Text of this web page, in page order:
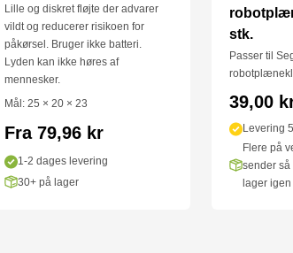
Lille og diskret fløjte der advarer
vildt og reducerer risikoen for
påkørsel. Bruger ikke batteri.
Lyden kan ikke høres af
mennesker.
Mål: 25 × 20 × 23
Fra 79,96 kr
1-2 dages levering
30+ på lager
stk.
Passer til
39,00
Levering
Flere på
sender så
lager igen